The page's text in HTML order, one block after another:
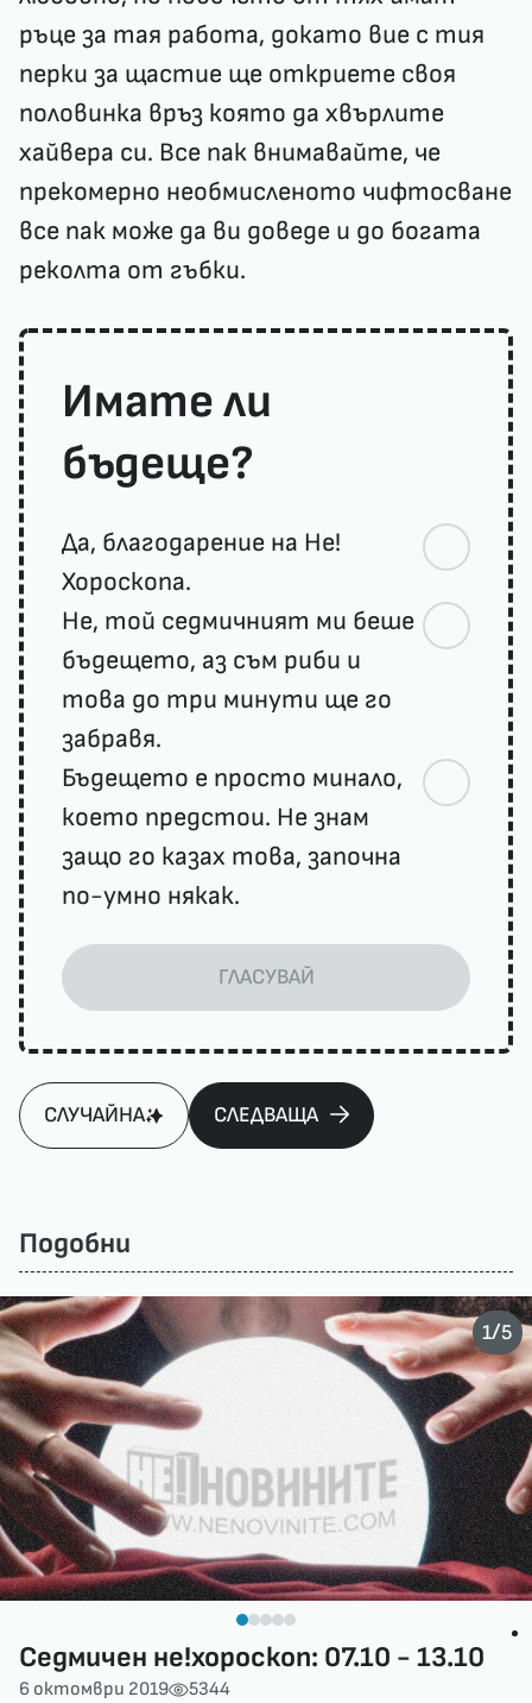
ръце за тая работа, докато вие с тия
перки за щастие ще откриете своя
половинка връз която да хвърлите
хайвера си. Все пак внимавайте, че
прекомерно необмисленото чифтосване
все пак може да ви доведе и до богата
реколта от гъбки.
Имате ли
бъдеще?
Да, благодарение на Не!
Хороскопа.
Не, той седмичният ми беше
бъдещето, аз съм риби и
това до три минути ще го
забравя.
Бъдещето е просто минало,
което предстои. Не знам
защо го казах това, започна
по-умно някак.
ГЛАСУВАЙ
СЛУЧАЙНА СЛЕДВАЩА
Подобни
Седмичен не!хороскоп: 07.10 - 13.10
6 октомври 2019 5344
1/5